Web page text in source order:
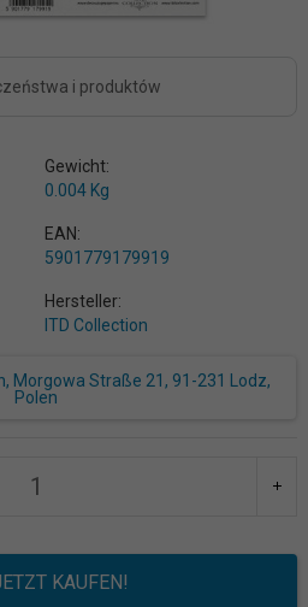
i produktów
Gewicht:
0.004 Kg
EAN:
5901779179919
Hersteller:
ITD Collection
Morgowa Straße 21, 91-231 Lodz,
Polen
KAUFEN!